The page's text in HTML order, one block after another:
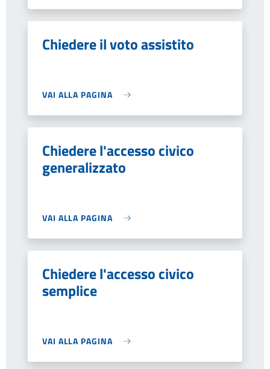
Chiedere il voto assistito
VAI ALLA PAGINA
Chiedere l'accesso civico
generalizzato
VAI ALLA PAGINA
Chiedere l'accesso civico
semplice
VAI ALLA PAGINA